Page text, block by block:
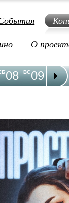
О
08 09
ВС 10
ПН